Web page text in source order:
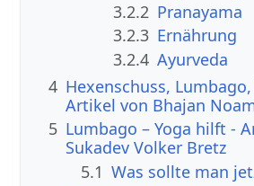
3.2.2 Pranayama
3.2.3 Ernährung
3.2.4 Ayurveda
4 Hexenschuss,
Artikel von Bhajan
5 Lumbago – Yoga hilft -
Sukadev Volker Bretz
5.1 Was sollte man